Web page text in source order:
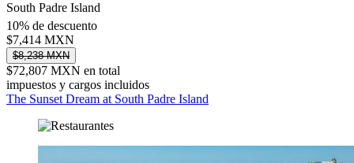
South Padre Island
10% de descuento
$7,414 MXN
$8,238 MXN
$72,807 MXN en total
impuestos y cargos incluidos
The Sunset Dream at South Padre Island